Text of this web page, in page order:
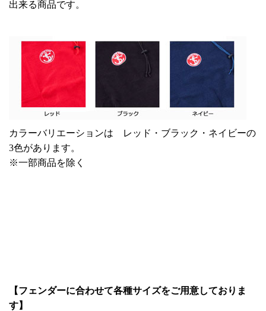
出来る商品です。
カラーバリエーションは レッド・ブラック・ネイビーの
3色があります。
※一部商品を除く
【フェンダーに合わせて各種サイズをご用意しておりま
す】